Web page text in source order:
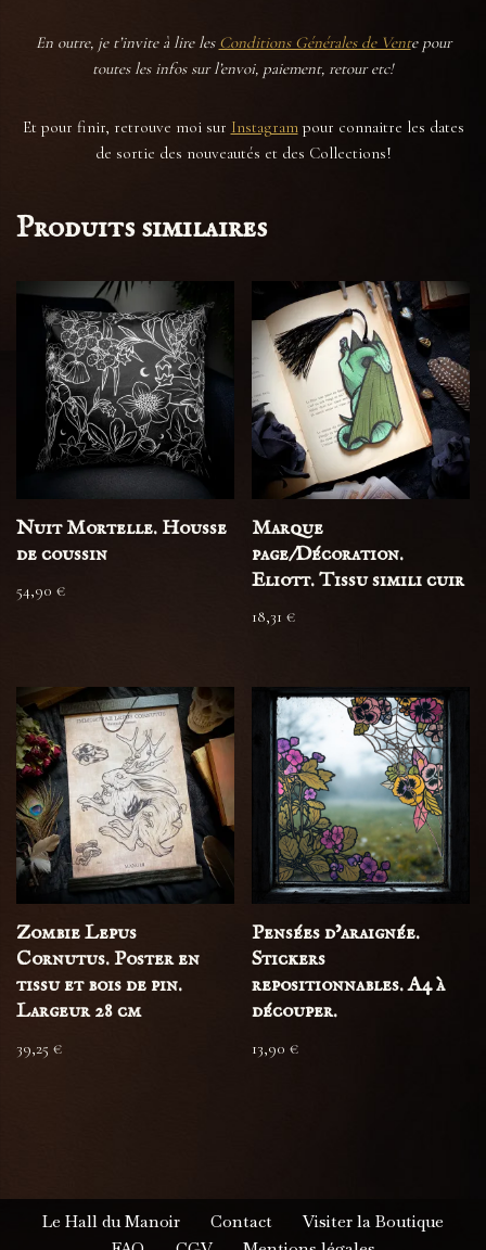
En outre, je t’invite à lire les Conditions Générales de Vente pour
toutes les infos sur l’envoi, paiement, retour etc!
Et pour finir, retrouve moi sur Instagrampour connaitre les dates
de sortie des nouveautés et des Collections!
Produits similaires
Nuit Mortelle. Housse
de coussin
54,90 €
Marque
page/Décoration.
Eliott. Tissu simili cuir
18,31€
Zombie Lepus
Cornutus. Poster en
tissu et bois de pin.
Largeur 28 cm
39,25 €
Pensées d’araignée.
Stickers
repositionnables. A4 à
découper.
13,90€
Le Hall du Manoir Contact
Visiter la Boutique